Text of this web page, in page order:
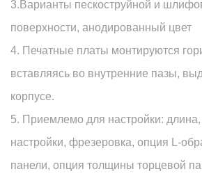
3.Варианты пескоструйной и
поверхности, анодированный цвет
4. Печатные платы монтируются
вставляясь во внутренние пазы,
корпусе.
5. Приемлемо для настройки: длина,
настройки, фрезеровка, опция L-
панели, опция толщины торцевой